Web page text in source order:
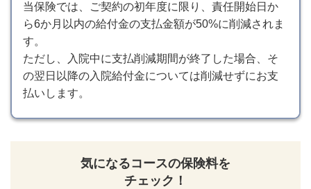
当保険では、ご契約の初年度に限り、責任開始日か
ら6か月以内の給付金の支払金額が50%に削減されま
す。
ただし、入院中に支払削減期間が終了した場合、そ
の翌日以降の入院給付金については削減せずにお支
払いします。
気になるコースの保険料を
チェック！